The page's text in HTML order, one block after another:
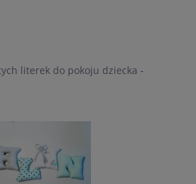
literek do pokoju dziecka -